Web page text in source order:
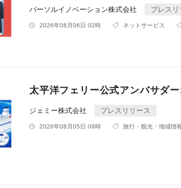
パーソルイノベーション株式会社 プレスリ
2026年08月06日 02時 ネットサービス
太平洋フェリー公式アンバサダ
ジェミー株式会社 プレスリリース
2026年08月05日 08時 旅行・観光・地域情